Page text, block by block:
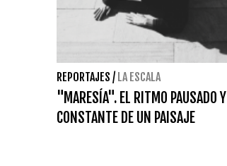
REPORTAJES / LA ESCALA
"MARESÍA". EL RITMO PAUSADO Y
CONSTANTE DE UN PAISAJE